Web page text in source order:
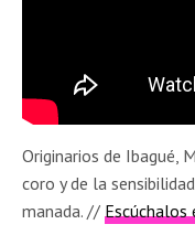
Originarios de Ibagué,
coro y de la
manada. // Escúchalos